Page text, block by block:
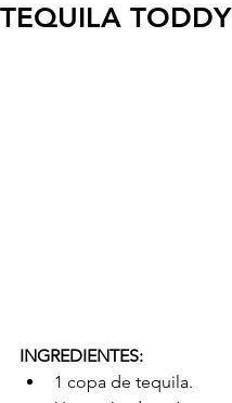
TEQUILA TODDY
INGREDIENTES:
1 copa de tequila.